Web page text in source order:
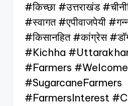
#किच्छा #उत्तराखंड
#स्वागत #एपीवाजपेयी
#किसानहित #कांग्रेस
#Kichha
#Farmers
#SugarcaneFarmers
#FarmersInterest